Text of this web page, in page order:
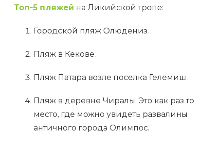
Топ-5 пляжей на Ликийской тропе:
Городской пляж Олюдениз.
Пляж в Кекове.
Пляж Патара возле поселка Гелемиш.
Пляж в деревне Чиралы. Это как раз то
место, где можно увидеть развалины
античного города Олимпос.